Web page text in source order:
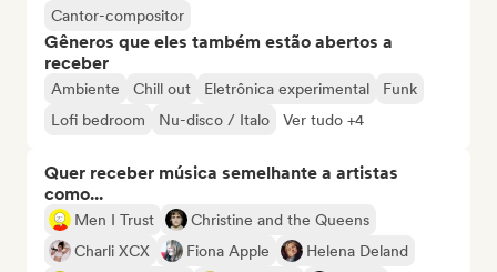
Cantor-compositor
Gêneros que eles também estão abertos a
receber
Ambiente Chill out Eletrônica experimental
Funk
Lofi bedroom
Nu-disco / Italo Ver tudo +4
Quer receber música semelhante a artistas
como...
Men I Trust
Christine and the Queens
Charli XCX
Fiona Apple
Helena Deland